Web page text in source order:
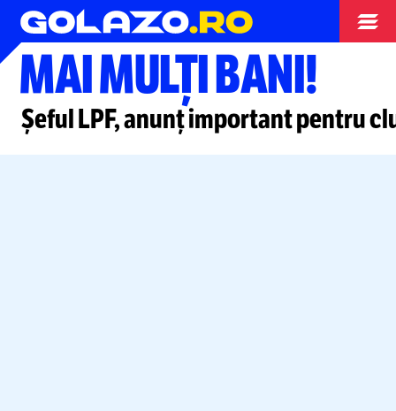
Superliga
MAI MULȚI BANI!
Șeful LPF, anunț important pentru